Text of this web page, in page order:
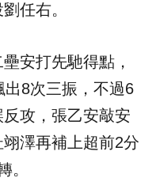
劉任右。
安打先馳得點，
8次三振，不過6
攻，張乙安敲安
澤再補上超前2分
。